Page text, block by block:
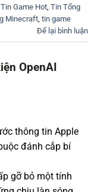
Tin Game Hot Tin Tổng
Minecraft tin game
Để lại bình luận
OpenAI
thông tin Apple
đánh cắp bí
gỡ bỏ một tính